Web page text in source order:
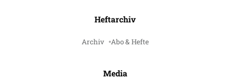
Heftarchiv
Archiv Abo & Hefte
Media